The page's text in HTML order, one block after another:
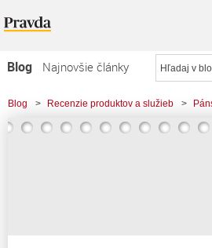
Blog
Najnovšie články
Najčítanejšie články
Najkomentovanejšie články
Blog > Recenzie produktov a služieb >